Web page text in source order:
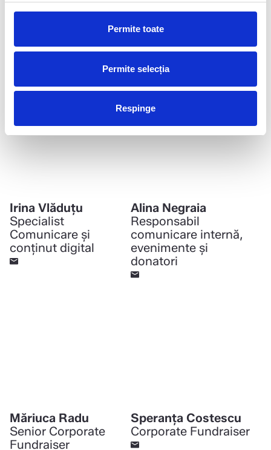
Permite toate
Permite selecția
Respinge
Mihai Cumpănășoiu Adelina Surdu
Media
Irina Vlăduţu
Specialist
Comunicare și
conținut digital
Alina Negraia
Responsabil
comunicare internă,
evenimente și
donatori
Măriuca Radu
Senior Corporate
Fundraiser
Speranța Costescu
Corporate Fundraiser